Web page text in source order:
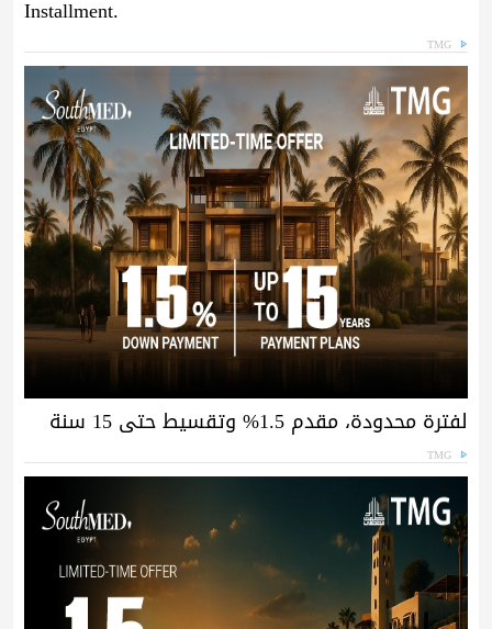
Installment.
TMG
لفترة محدودة، مقدم 1.5% وتقسيط حتى 15 سنة
TMG